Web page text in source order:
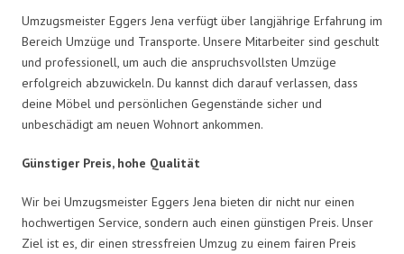
Umzugsmeister Eggers Jena verfügt über langjährige Erfahrung im
Bereich Umzüge und Transporte. Unsere Mitarbeiter sind geschult
und professionell, um auch die anspruchsvollsten Umzüge
erfolgreich abzuwickeln. Du kannst dich darauf verlassen, dass
deine Möbel und persönlichen Gegenstände sicher und
unbeschädigt am neuen Wohnort ankommen.
Günstiger Preis, hohe Qualität
Wir bei Umzugsmeister Eggers Jena bieten dir nicht nur einen
hochwertigen Service, sondern auch einen günstigen Preis. Unser
Ziel ist es, dir einen stressfreien Umzug zu einem fairen Preis